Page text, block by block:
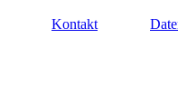
Kontakt